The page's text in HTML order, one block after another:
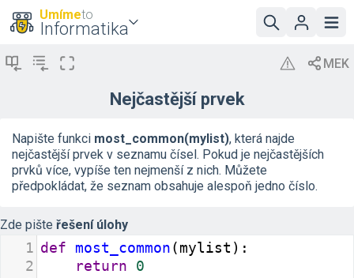
Umímeto
Informatika
Nejčastější prvek
Napište funkci most_common(mylist), která najde
nejčastější prvek v seznamu čísel. Pokud je nejčastějších
prvků více, vypíše ten nejmenší z nich. Můžete
předpokládat, že seznam obsahuje alespoň jedno číslo.
Zde pište řešení úlohy
1 def most_common(mylist ):
2
return
0